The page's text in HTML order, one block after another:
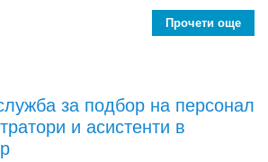
Прочети още
в
за подбор на персонал
и асистенти в